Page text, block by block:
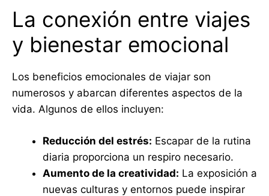
La conexión entre viajes
y bienestar emocional
Los beneficios emocionales de viajar son
numerosos y abarcan diferentes aspectos de la
vida. Algunos de ellos incluyen:
Reducción del estrés: Escapar de la rutina
diaria proporciona un respiro necesario.
Aumento de la creatividad: La exposición a
nuevas culturas y entornos puede inspirar